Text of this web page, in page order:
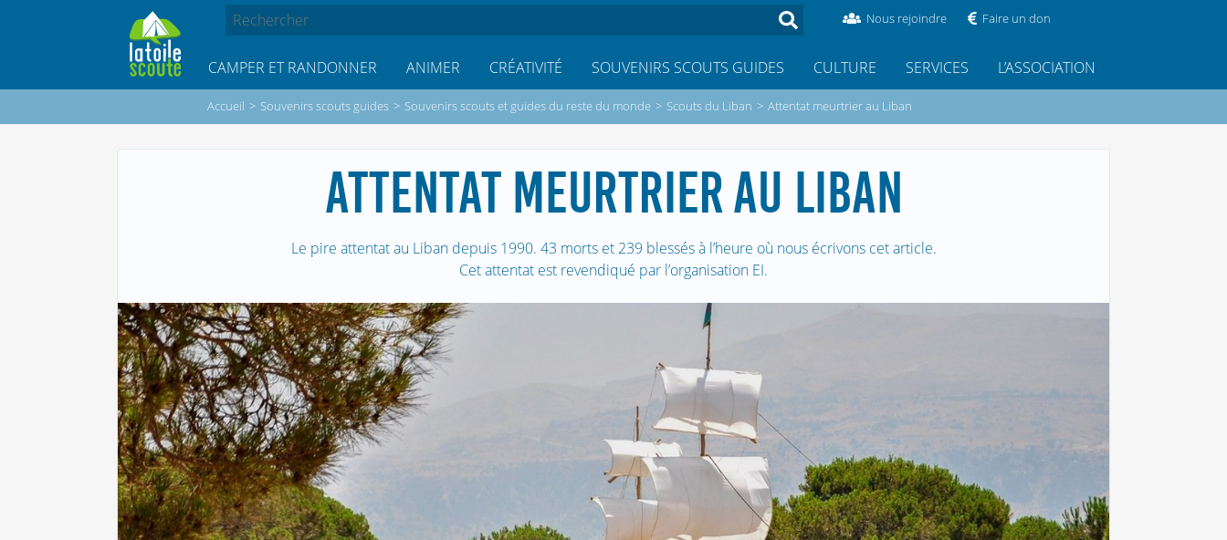
Nous rejoindre Faire un don
CAMPER ET RANDONNER ANIMER CRÉATIVITÉ SOUVENIRS SCOUTS GUIDES CULTURE SERVICES L’ASSOCIATION
Accueil > Souvenirs scouts guides > Souvenirs scouts et guides du reste du monde > Scouts du Liban > Attentat meurtrier au Liban
ATTENTAT MEURTRIER AU LIBAN
Le pire attentat au Liban depuis 1990. 43 morts et 239 blessés à l’heure où nous écrivons cet article.
Cet attentat est revendiqué par l’organisation EI.